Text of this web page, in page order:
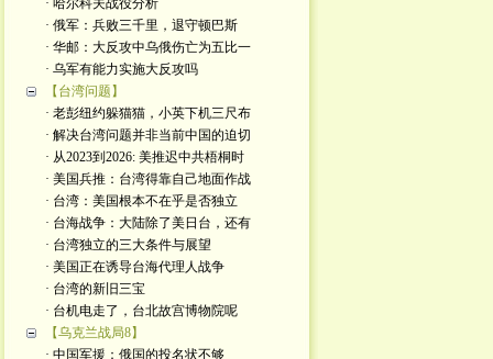
· 哈尔科夫战役分析
· 俄军：兵败三千里，退守顿巴斯
· 华邮：大反攻中乌俄伤亡为五比一
· 乌军有能力实施大反攻吗
【台湾问题】
· 老彭纽约躲猫猫，小英下机三尺布
· 解决台湾问题并非当前中国的迫切
· 从2023到2026: 美推迟中共梧桐时
· 美国兵推：台湾得靠自己地面作战
· 台湾：美国根本不在乎是否独立
· 台海战争：大陆除了美日台，还有
· 台湾独立的三大条件与展望
· 美国正在诱导台海代理人战争
· 台湾的新旧三宝
· 台机电走了，台北故宫博物院呢
【乌克兰战局8】
· 中国军援：俄国的投名状不够